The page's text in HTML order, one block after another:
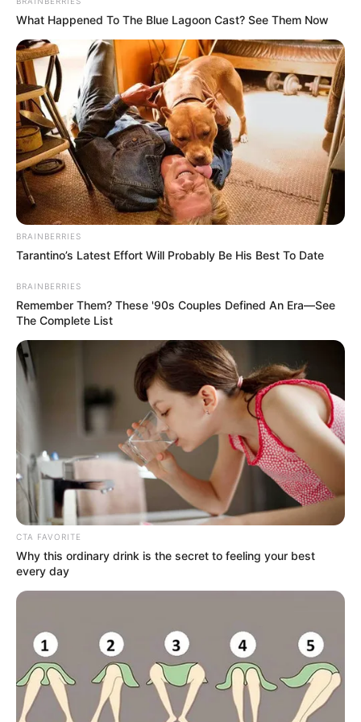
προγραμματιστεί η εξέταση των ειδικών και των
μουσικών μαθημάτων.
Η επιμέλεια της στήλης γίνεται από την συντακτική ομάδα
Κοινοποίησε άρθρο
Προσθήκη τοnewstok.grστην Google
Ανακαλύψτε περισσότερα άρθρα στα αποτελέσματα
αναζήτησης.
Σε πλήρη εξέλιξη βρίσκεται το πρόγραμμα των
φετινών Πανελλαδικών Εξετάσεων, με τους
μαθητές των Επαγγελματικών Λυκείων να
What Happened To The Blue Lagoon Cast? See Them Now
BRAINBERRIES
Tarantino’s Latest Effort Will Probably Be His Best To Date
BRAINBERRIES
Remember Them? These '90s Couples Defined An Era—See
The Complete List
CTA FAVORITE
Why this ordinary drink is the secret to feeling your best
every day